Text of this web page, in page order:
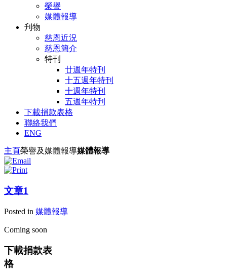
榮譽
媒體報導
刋物
慈恩近況
慈恩簡介
特刊
廿週年特刊
十五週年特刊
十週年特刊
五週年特刋
下載捐款表格
聯絡我們
ENG
主頁榮譽及媒體報導媒體報導
文章1
Posted in 媒體報導
Coming soon
下載捐款表
格